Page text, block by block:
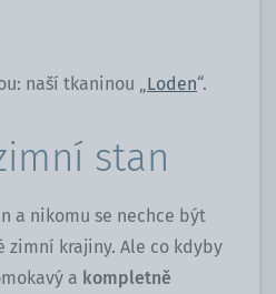
naší tkaninou „Loden“.
stan
a nikomu se nechce být
zimní krajiny. Ale co kdyby
a kompletně